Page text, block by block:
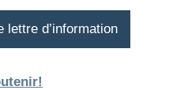
lettre d’information